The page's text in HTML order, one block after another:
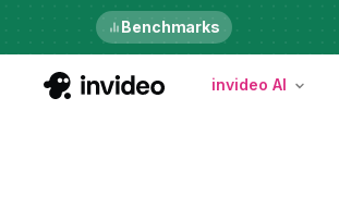
Just launched
Benchmarks
invideo AI